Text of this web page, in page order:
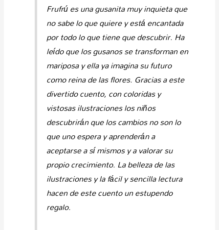
Frufrú es una gusanita muy inquieta que
no sabe lo que quiere y está encantada
por todo lo que tiene que descubrir. Ha
leído que los gusanos se transforman en
mariposa y ella ya imagina su futuro
como reina de las flores. Gracias a este
divertido cuento, con coloridas y
vistosas ilustraciones los niños
descubrirán que los cambios no son lo
que uno espera y aprenderán a
aceptarse a sí mismos y a valorar su
propio crecimiento. La belleza de las
ilustraciones y la fácil y sencilla lectura
hacen de este cuento un estupendo
regalo.